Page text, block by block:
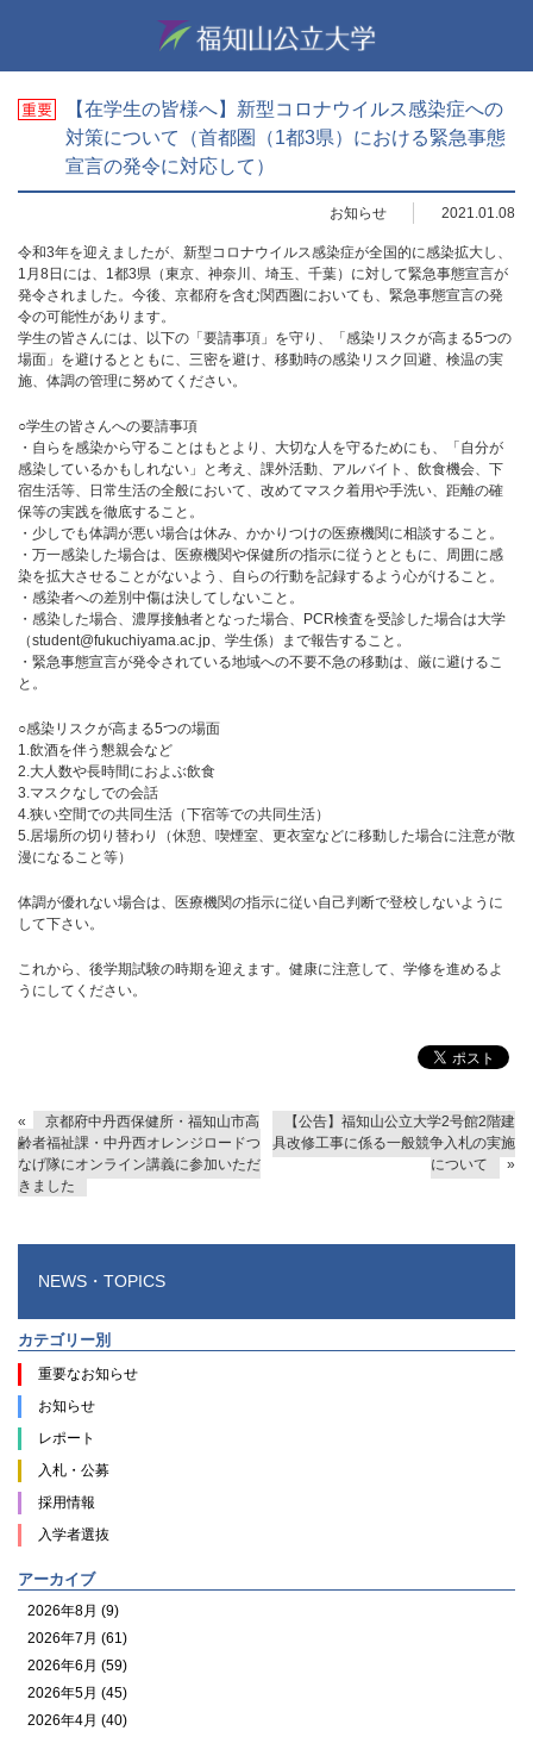
【在学生の皆様へ】新型コロナウイルス感染症への
対策について（首都圏（1都3県）における緊急事態
宣言の発令に対応して）
お知らせ 2021.01.08
令和3年を迎えましたが、新型コロナウイルス感染症が全国的に感染拡大し、
1月8日には、1都3県（東京、神奈川、埼玉、千葉）に対して緊急事態宣言が
発令されました。今後、京都府を含む関西圏においても、緊急事態宣言の発
令の可能性があります。
学生の皆さんには、以下の「要請事項」を守り、「感染リスクが高まる5つの
場面」を避けるとともに、三密を避け、移動時の感染リスク回避、検温の実
施、体調の管理に努めてください。
○学生の皆さんへの要請事項
・自らを感染から守ることはもとより、大切な人を守るためにも、「自分が
感染しているかもしれない」と考え、課外活動、アルバイト、飲食機会、下
宿生活等、日常生活の全般において、改めてマスク着用や手洗い、距離の確
保等の実践を徹底すること。
・少しでも体調が悪い場合は休み、かかりつけの医療機関に相談すること。
・万一感染した場合は、医療機関や保健所の指示に従うとともに、周囲に感
染を拡大させることがないよう、自らの行動を記録するよう心がけること。
・感染者への差別中傷は決してしないこと。
・感染した場合、濃厚接触者となった場合、PCR検査を受診した場合は大学
（student@fukuchiyama.ac.jp、学生係）まで報告すること。
・緊急事態宣言が発令されている地域への不要不急の移動は、厳に避けるこ
と。
○感染リスクが高まる5つの場面
1.飲酒を伴う懇親会など
2.大人数や長時間におよぶ飲食
3.マスクなしでの会話
4.狭い空間での共同生活（下宿等での共同生活）
5.居場所の切り替わり（休憩、喫煙室、更衣室などに移動した場合に注意が散
漫になること等）
体調が優れない場合は、医療機関の指示に従い自己判断で登校しないように
して下さい。
これから、後学期試験の時期を迎えます。健康に注意して、学修を進めるよ
うにしてください。
«
京都府中丹西保健所・福知山市高
齢者福祉課・中丹西オレンジロードつ
なげ隊にオンライン講義に参加いただ
きました
【公告】福知山公立大学2号館2階建
具改修工事に係る一般競争入札の実施
について
»
NEWS・TOPICS
カテゴリー別
重要なお知らせ
お知らせ
レポート
入札・公募
採用情報
入学者選抜
アーカイブ
2026年8月 (9)
2026年7月 (61)
2026年6月 (59)
2026年5月 (45)
2026年4月 (40)